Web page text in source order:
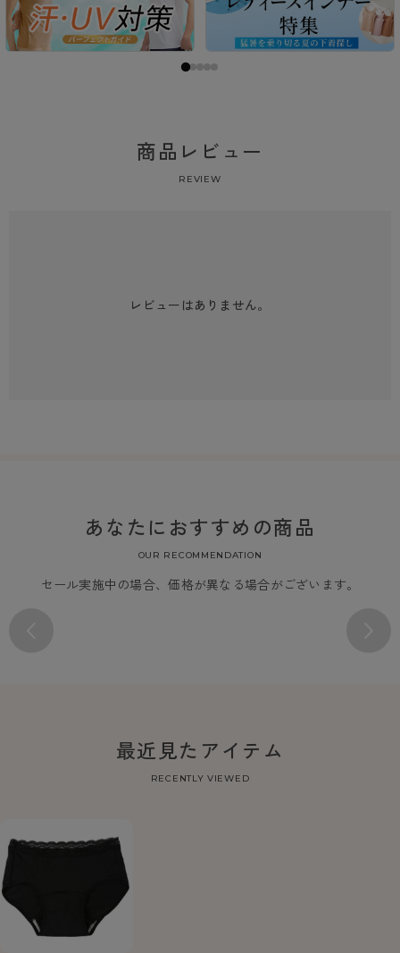
商品レビュー
REVIEW
レビューはありません。
あなたにおすすめの商品
OUR RECOMMENDATION
セール実施中の場合、価格が異なる場合がございます。
最近見たアイテム
RECENTLY VIEWED